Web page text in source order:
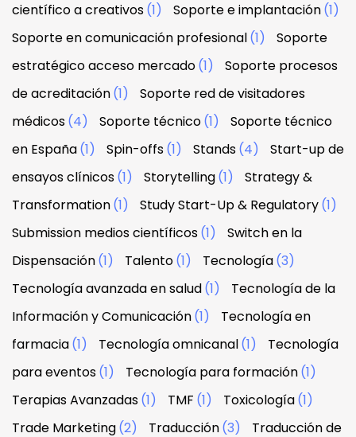
científico a creativos(1) Soporte e implantación(1)
Soporte en comunicación profesional(1)
Soporte
estratégico acceso mercado(1)
Soporte procesos
de acreditación(1)
Soporte red de visitadores
médicos(4) Soporte técnico(1)
Soporte técnico
en España(1) Spin-offs(1) Stands(4)
Start-up de
ensayos clínicos(1) Storytelling(1)
Strategy &
Transformation(1) Study Start-Up & Regulatory(1)
Submission medios científicos(1)
Switch en la
Dispensación(1) Talento(1) Tecnología(3)
Tecnología avanzada en salud(1)
Tecnología de la
Información y Comunicación(1)
Tecnología en
farmacia(1) Tecnología omnicanal(1)
Tecnología
para eventos(1) Tecnología para formación(1)
Terapias Avanzadas(1) TMF (1) Toxicología(1)
Trade Marketing(2) Traducción(3)
Traducción de